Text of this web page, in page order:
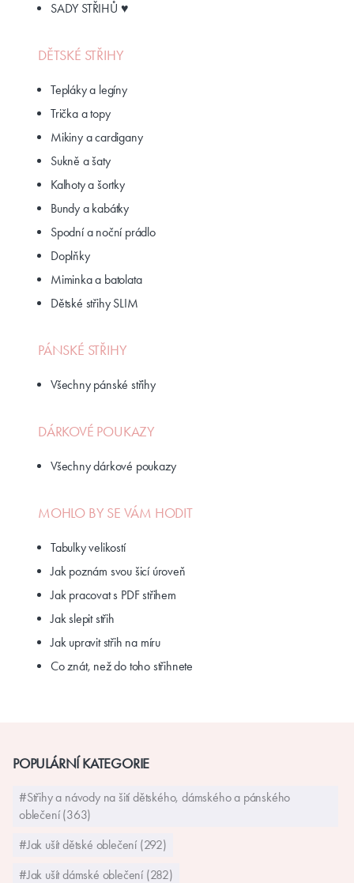
SADY STŘIHŮ ♥
DĚTSKÉ STŘIHY
Tepláky a legíny
Trička a topy
Mikiny a cardigany
Sukně a šaty
Kalhoty a šortky
Bundy a kabátky
Spodní a noční prádlo
Doplňky
Miminka a batolata
Dětské střihy SLIM
PÁNSKÉ STŘIHY
Všechny pánské střihy
DÁRKOVÉ POUKAZY
Všechny dárkové poukazy
MOHLO BY SE VÁM HODIT
Tabulky velikostí
Jak poznám svou šicí úroveň
Jak pracovat s PDF střihem
Jak slepit střih
Jak upravit střih na míru
Co znát, než do toho střihnete
POPULÁRNÍ KATEGORIE
#Střihy a návody na šití dětského, dámského a pánského
oblečení (363)
#Jak ušít dětské oblečení (292)
#Jak ušít dámské oblečení (282)